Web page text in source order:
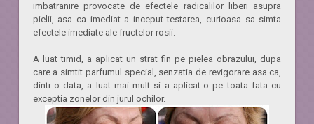
imbatranire provocate de efectele radicalilor liberi asupra
pielii, asa ca imediat a inceput testarea, curioasa sa simta
efectele imediate ale fructelor rosii.
A luat timid, a aplicat un strat fin pe pielea obrazului, dupa
care a simtit parfumul special, senzatia de revigorare asa ca,
dintr-o data, a luat mai mult si a aplicat-o pe toata fata cu
exceptia zonelor din jurul ochilor.